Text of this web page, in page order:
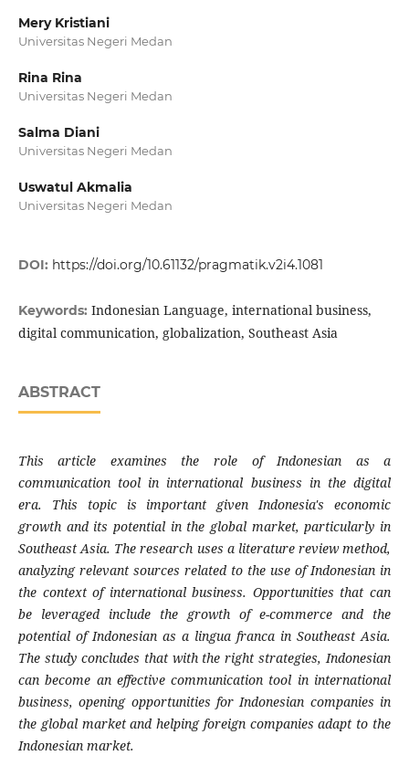
Mery Kristiani
Universitas Negeri Medan
Rina Rina
Universitas Negeri Medan
Salma Diani
Universitas Negeri Medan
Uswatul Akmalia
Universitas Negeri Medan
DOI: https://doi.org/10.61132/pragmatik.v2i4.1081
Keywords: Indonesian Language, international business,
digital communication, globalization, Southeast Asia
ABSTRACT
This article examines the role of Indonesian as a
communication tool in international business in the digital
era. This topic is important given Indonesia's economic
growth and its potential in the global market, particularly in
Southeast Asia. The research uses a literature review method,
analyzing relevant sources related to the use of Indonesian in
the context of international business. Opportunities that can
be leveraged include the growth of e-commerce and the
potential of Indonesian as a lingua franca in Southeast Asia.
The study concludes that with the right strategies, Indonesian
can become an effective communication tool in international
business, opening opportunities for Indonesian companies in
the global market and helping foreign companies adapt to the
Indonesian market.